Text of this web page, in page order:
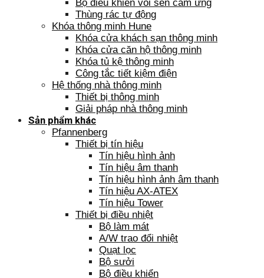
Bộ điều khiển vòi sen cảm ứng
Thùng rác tự động
Khóa thông minh Hune
Khóa cửa khách sạn thông minh
Khóa cửa căn hộ thông minh
Khóa tủ kệ thông minh
Công tắc tiết kiệm điện
Hệ thống nhà thông minh
Thiết bị thông minh
Giải pháp nhà thông minh
Sản phẩm khác
Pfannenberg
Thiết bị tín hiệu
Tín hiệu hình ảnh
Tín hiệu âm thanh
Tín hiệu hình ảnh âm thanh
Tín hiệu AX-ATEX
Tín hiệu Tower
Thiết bị điều nhiệt
Bộ làm mát
A/W trao đổi nhiệt
Quạt lọc
Bộ sưởi
Bộ điều khiển